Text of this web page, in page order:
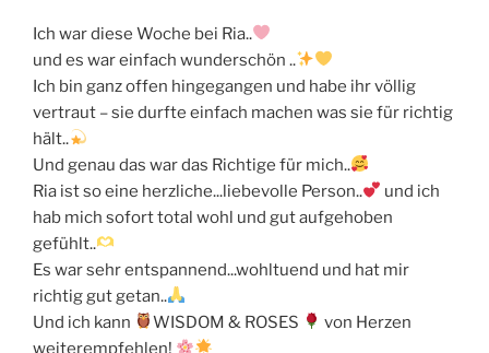
Ich war diese Woche bei Ria..
und es war einfach wunderschön ..
Ich bin ganz offen hingegangen und habe ihr völlig
vertraut – sie durfte einfach machen was sie für richtig
hält..
Und genau das war das Richtige für mich..
Ria ist so eine herzliche...liebevolle Person..
und ich
hab mich sofort total wohl und gut aufgehoben
gefühlt..
Es war sehr entspannend...wohltuend und hat mir
richtig gut getan..
Und ich kann
WISDOM & ROSES
von Herzen
weiterempfehlen!